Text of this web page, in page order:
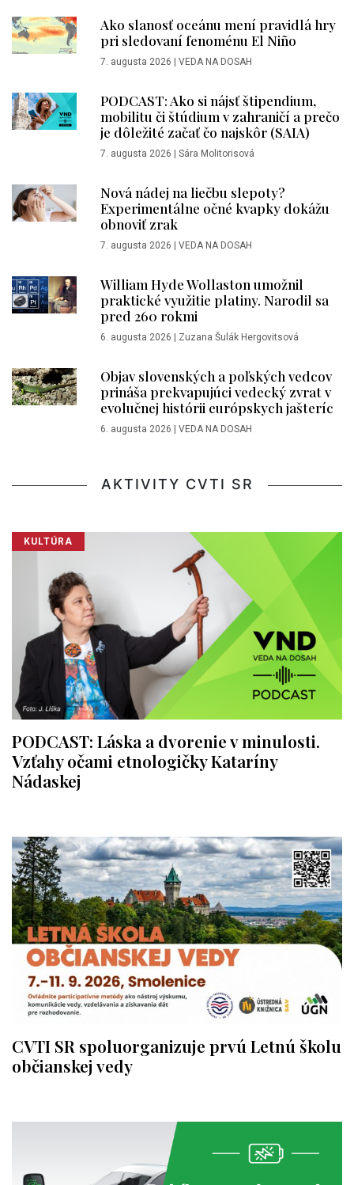
Ako slanosť oceánu mení pravidlá hry
pri sledovaní fenoménu El Niño
7. augusta 2026 VEDA NA DOSAH
PODCAST: Ako si nájsť štipendium,
mobilitu či štúdium v zahraničí a prečo
je dôležité začať čo najskôr (SAIA)
7. augusta 2026 Sára Molitorisová
Nová nádej na liečbu slepoty?
Experimentálne očné kvapky dokážu
obnoviť zrak
7. augusta 2026 VEDA NA DOSAH
William Hyde Wollaston umožnil
praktické využitie platiny. Narodil sa
pred 260 rokmi
6. augusta 2026 Zuzana Šulák Hergovitsová
Objav slovenských a poľských vedcov
prináša prekvapujúci vedecký zvrat v
evolučnej histórii európskych jašteríc
6. augusta 2026 VEDA NA DOSAH
AKTIVITY CVTI SR
KULTÚRA
PODCAST: Láska a dvorenie v minulosti.
Vzťahy očami etnologičky Kataríny
Nádaskej
CVTI SR spoluorganizuje prvú Letnú školu
občianskej vedy